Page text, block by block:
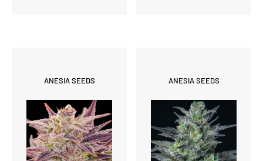
ANESIA SEEDS ANESIA SEEDS